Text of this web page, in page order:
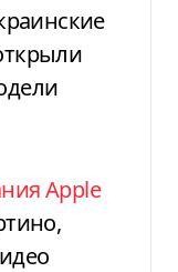
Apple